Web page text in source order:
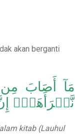
akan berganti
مَآ أَصَابَ
نَّبۡرَأَهَآۚ إِنَّ
kitab (Lauhul